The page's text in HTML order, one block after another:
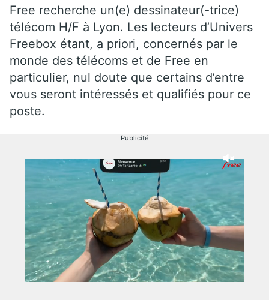
Free recherche un(e) dessinateur(-trice)
télécom H/F à Lyon. Les lecteurs d’Univers
Freebox étant, a priori, concernés par le
monde des télécoms et de Free en
particulier, nul doute que certains d’entre
vous seront intéressés et qualifiés pour ce
poste.
Publicité